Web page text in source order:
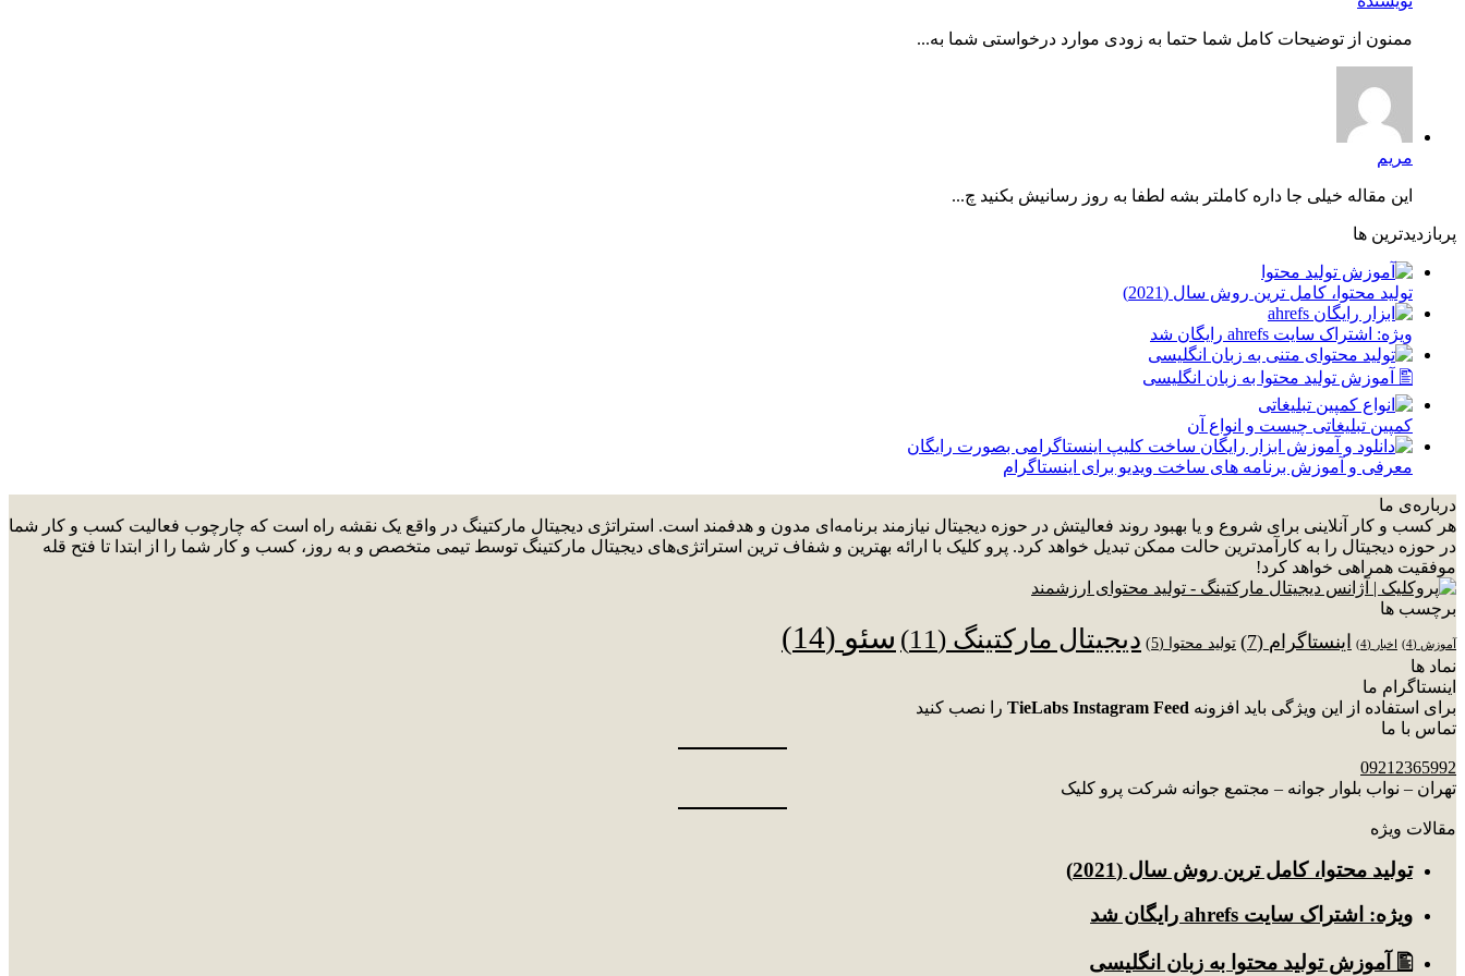
ممنون از توضیحات کامل شما حتما به زودی موارد درخواستی شما به...
مریم
این مقاله خیلی جا داره کاملتر بشه لطفا به روز رسانیش بکنید چ...
پربازدیدترین ها
توليد محتوا، کامل ترین روش سال (2021)
ویژه: اشتراک سایت ahrefs رایگان شد
🖺 آموزش تولید محتوا به زبان انگلیسی
کمپین تبلیغاتی چیست و انواع آن
معرفی و آموزش برنامه های ساخت ویدیو برای اینستاگرام
درباره‌ی ما
هر کسب و کار آنلاینی برای شروع و یا بهبود روند فعالیتش در حوزه دیجیتال نیازمند برنامه‌ای مدون و هدفمند است. استراتژی دیجیتال مارکتینگ در واقع یک نقشه راه است که چارچوب فعالیت کسب و کار شما
در حوزه دیجیتال را به کارآمدترین حالت ممکن تبدیل خواهد کرد. پرو کلیک با ارائه بهترین و شفاف ترین استراتژی‌های دیجیتال مارکتینگ توسط تیمی متخصص و به روز، کسب و کار شما را از ابتدا تا فتح قله
موفقیت همراهی خواهد کرد!
برچسب ها
آموزش (4) اخبار (4) اینستاگرام (7) تولید محتوا (5) دیجیتال مارکتینگ (11) سئو (14)
نماد ها
اینستاگرام ما
برای استفاده از این ویژگی باید افزونه TieLabs Instagram Feed را نصب کنید
تماس با ما
09212365992
تهران – نواب بلوار جوانه – مجتمع جوانه شرکت پرو کلیک
مقالات ویژه
توليد محتوا، کامل ترین روش سال (2021)
ویژه: اشتراک سایت ahrefs رایگان شد
🖺 آموزش تولید محتوا به زبان انگلیسی